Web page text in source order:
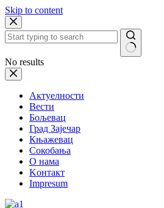
Skip to content
No results
Актуелности
Вести
Бољевац
Град Зајечар
Књажевац
Сокобања
O нама
Kонтакт
Impresum